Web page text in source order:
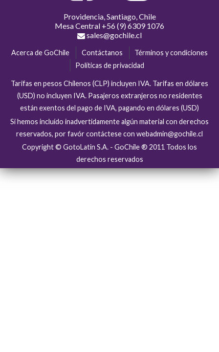
Providencia, Santiago, Chile
Mesa Central +56 (9) 6309 1076
sales@gochile.cl
Acerca de GoChile Contáctanos
Términos y condiciones
Políticas de privacidad
Tarifas en pesos Chilenos (CLP) incluyen IVA. Tarifas en dólares
(USD) no incluyen IVA. Pasajeros extranjeros no residentes
están exentos del pago de IVA, pagando en dólares (USD)
Si hemos incluído inadvertidamente algún material con derechos
reservados, por favór contáctese con webadmin@gochile.cl
Copyright © GotoLatin S.A. - GoChile ® 2011 Todos los
derechos reservados